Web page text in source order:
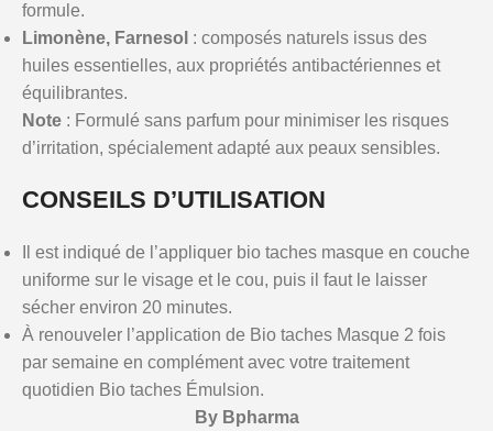
formule.
Limonène, Farnesol : composés naturels issus des
huiles essentielles, aux propriétés antibactériennes et
équilibrantes.
Note : Formulé sans parfum pour minimiser les risques
d’irritation, spécialement adapté aux peaux sensibles.
CONSEILS D’UTILISATION
Il est indiqué de l’appliquer bio taches masque en couche
uniforme sur le visage et le cou, puis il faut le laisser
sécher environ 20 minutes.
À renouveler l’application de Bio taches Masque 2 fois
par semaine en complément avec votre traitement
quotidien Bio taches Émulsion.
By Bpharma